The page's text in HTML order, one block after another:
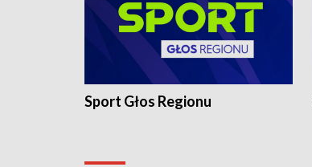
Sport Głos Regionu